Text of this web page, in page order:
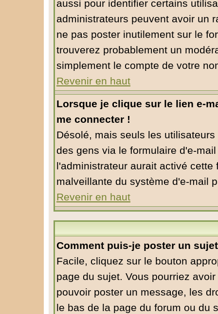
aussi pour identifier certains
administrateurs peuvent avoir un
ne pas poster inutilement sur le
trouverez probablement un
simplement le compte de votre
Revenir en haut
Lorsque je clique sur le lien e-
me connecter !
Désolé, mais seuls les
des gens via le formulaire d'e-
l'administrateur aurait activé
malveillante du système d'e-mail
Revenir en haut
Comment puis-je poster un
Facile, cliquez sur le bouton
page du sujet. Vous pourriez
pouvoir poster un message, les
le bas de la page du forum ou du